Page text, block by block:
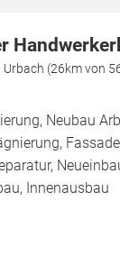
(26km von
Neubau
Innenausbau